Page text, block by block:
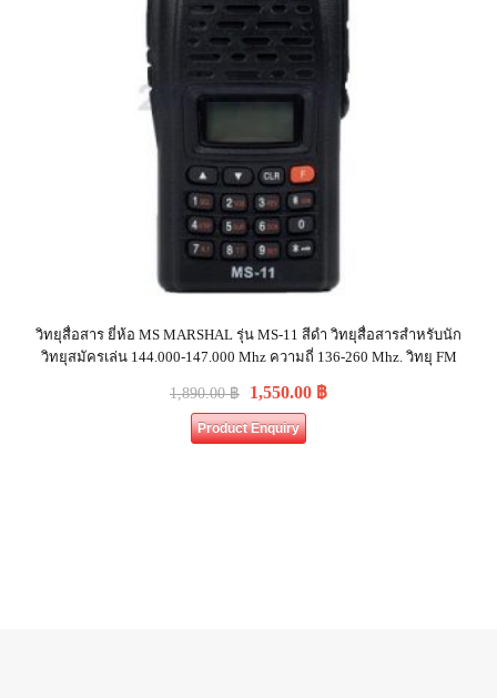
วิทยุสื่อสาร ยี่ห้อ MS MARSHAL รุ่น MS-11 สีดำ วิทยุสื่อสารสำหรับนัก
วิทยุสมัครเล่น 144.000-147.000 Mhz ความถี่ 136-260 Mhz. วิทยุ FM
1,890.00฿ 1,550.00 ฿
Product Enquiry